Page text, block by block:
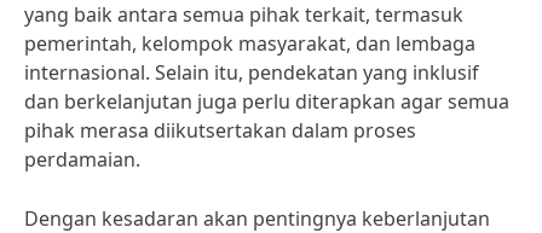
yang baik antara semua pihak terkait, termasuk
pemerintah, kelompok masyarakat, dan lembaga
internasional. Selain itu, pendekatan yang inklusif
dan berkelanjutan juga perlu diterapkan agar semua
pihak merasa diikutsertakan dalam proses
perdamaian.
Dengan kesadaran akan pentingnya keberlanjutan